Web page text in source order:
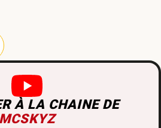
À LA CHAINE DE
MCSKYZ